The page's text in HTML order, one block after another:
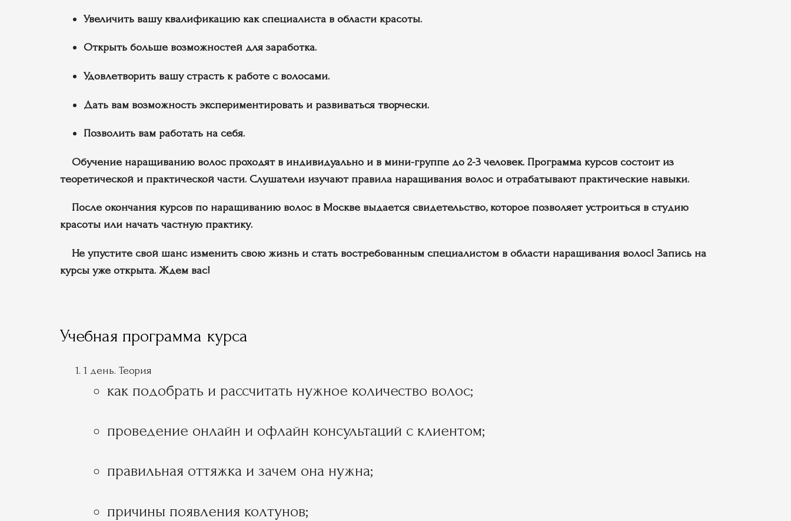
Увеличить вашу квалификацию как специалиста в области красоты.
Открыть больше возможностей для заработка.
Удовлетворить вашу страсть к работе с волосами.
Дать вам возможность экспериментировать и развиваться творчески.
Позволить вам работать на себя.
Обучение наращиванию волос проходят в индивидуально и в мини-группе до 2-3 человек. Программа курсов состоит из
теоретической и практической части. Слушатели изучают правила наращивания волос и отрабатывают практические навыки.
После окончания курсов по наращиванию волос в Москве выдается свидетельство, которое позволяет устроиться в студию
красоты или начать частную практику.
Не упустите свой шанс изменить свою жизнь и стать востребованным специалистом в области наращивания волос! Запись на
курсы уже открыта. Ждем вас!
Учебная программа курса
1 день. Теория
как подобрать и рассчитать нужное количество волос;
проведение онлайн и офлайн консультаций с клиентом;
правильная оттяжка и зачем она нужна;
причины появления колтунов;